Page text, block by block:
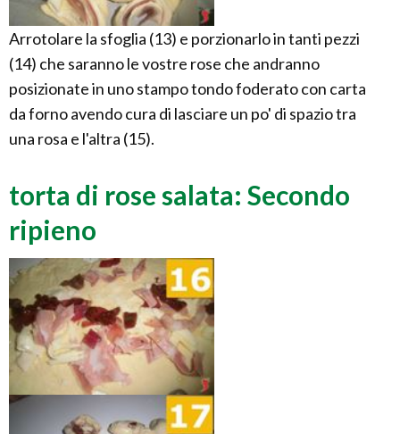
Arrotolare la sfoglia (13) e porzionarlo in tanti pezzi
(14) che saranno le vostre rose che andranno
posizionate in uno stampo tondo foderato con carta
da forno avendo cura di lasciare un po' di spazio tra
una rosa e l'altra (15).
torta di rose salata: Secondo
ripieno